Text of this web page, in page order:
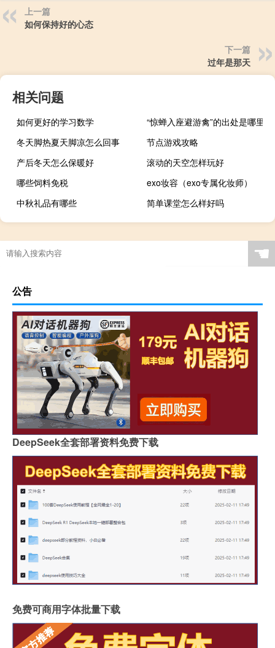
上一篇
如何保持好的心态
下一篇
过年是那天
相关问题
如何更好的学习数学
“惊蝉入座避游禽”的出处是哪里
冬天脚热夏天脚凉怎么回事
节点游戏攻略
产后冬天怎么保暖好
滚动的天空怎样玩好
哪些饲料免税
exo妆容（exo专属化妆师）
中秋礼品有哪些
简单课堂怎么样好吗
☚
公告
DeepSeek全套部署资料免费下载
免费可商用字体批量下载